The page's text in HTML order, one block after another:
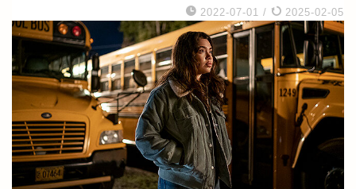
2022-07-01 / 2025-02-05